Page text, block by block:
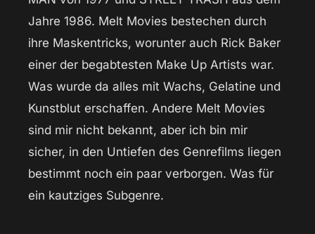
Jahre 1986. Melt Movies bestechen durch
ihre Maskentricks, worunter auch Rick Baker
einer der begabtesten Make Up Artists war.
Was wurde da alles mit Wachs, Gelatine und
Kunstblut erschaffen. Andere Melt Movies
sind mir nicht bekannt, aber ich bin mir
sicher, in den Untiefen des Genrefilms liegen
bestimmt noch ein paar verborgen. Was für
ein kautziges Subgenre.